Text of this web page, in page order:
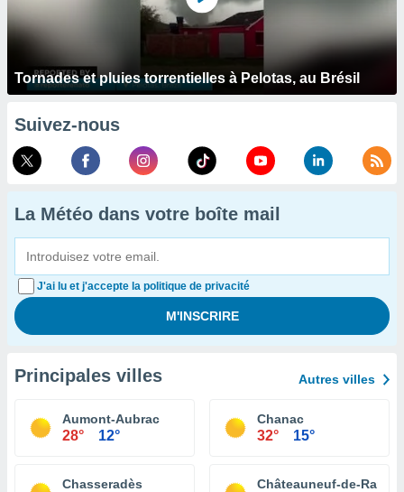
Tornades et pluies torrentielles à Pelotas, au Brésil
Suivez-nous
La Météo dans votre boîte mail
J'ai lu et j'accepte la politique de privacité
Principales villes Autres villes
Aumont-Aubrac
28° 12°
Chanac
32° 15°
Chasseradès Châteauneuf-de-